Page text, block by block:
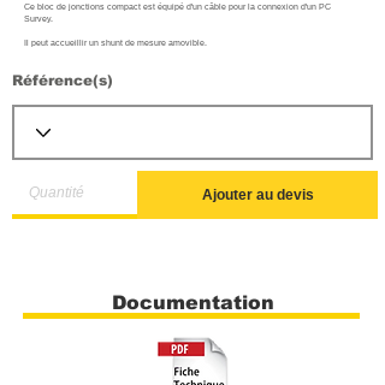
Ce bloc de jonctions compact est équipé d'un câble pour la connexion d'un PC
Survey.
Il peut accueillir un shunt de mesure amovible.
Référence(s)
Ajouter au devis
Documentation